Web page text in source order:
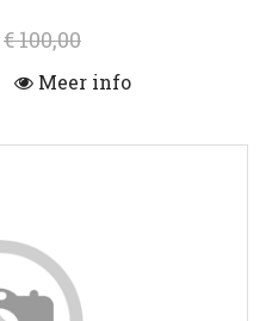
€ 100,00
Meer info